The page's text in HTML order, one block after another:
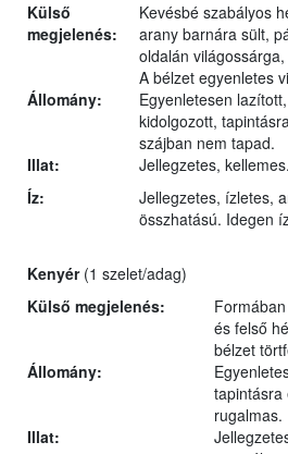
Külső
megjelenés:
Kevésbé szabályos
arany barnára sült,
oldalán
A bélzet egyenletes
Állomány:
Egyenletesen
kidolgozott,
szájban nem tapad.
Illat:
Jellegzetes,
Íz:
Jellegzetes, ízletes,
összhatású. Idegen
Kenyér (1 szelet/adag)
Külső megjelenés:
és felső
bélzet
Állomány:
tapintásra
rugalmas.
Illat: